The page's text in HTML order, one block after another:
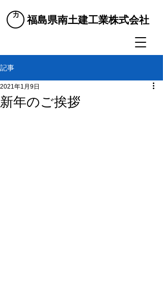
​福島県南土建工業株式会社
記事
新年のご挨拶
2021年1月9日